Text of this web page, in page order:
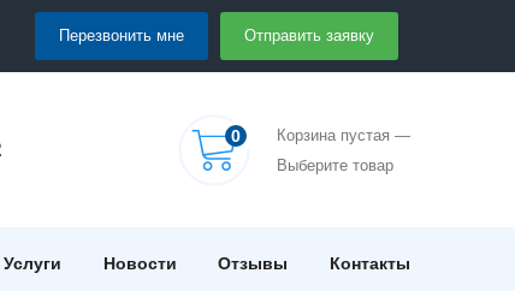
Перезвонить мне Отправить заявку
0
Корзина пустая —
Выберите товар
Услуги Новости Отзывы Контакты